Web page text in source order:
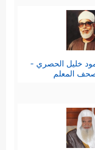
خليل الحصري -
المعلم